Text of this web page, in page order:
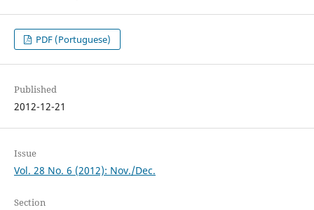
PDF (Portuguese)
Published
2012-12-21
Issue
Vol. 28 No. 6 (2012): Nov./Dec.
Section